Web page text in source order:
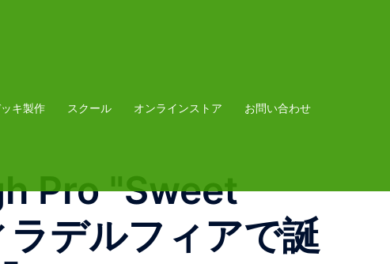
キ製作 スクール オンラインストア お問い合わせ
Pro "Sweet
デルフィアで誕